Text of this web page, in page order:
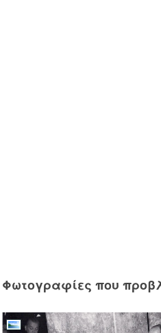
Φωτογραφίες που